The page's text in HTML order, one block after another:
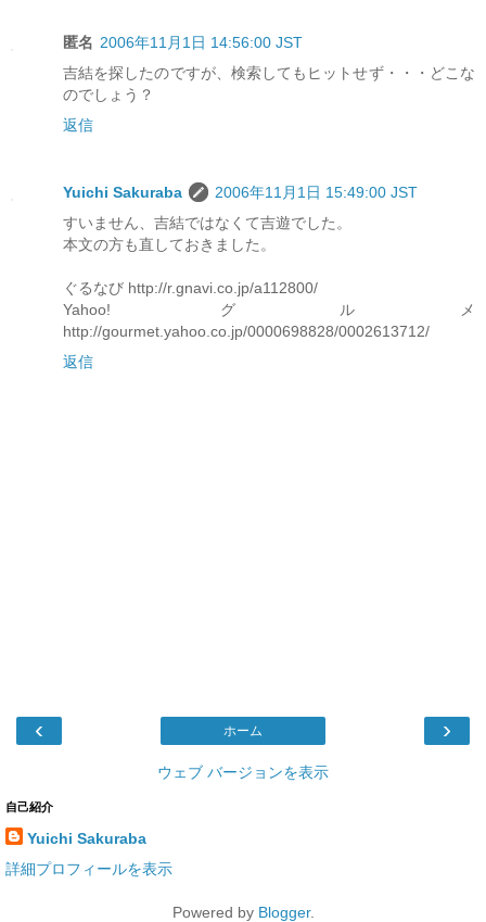
匿名 2006年11月1日 14:56:00 JST
吉結を探したのですが、検索してもヒットせず・・・どこな
のでしょう？
返信
Yuichi Sakuraba
2006年11月1日 15:49:00 JST
すいません、吉結ではなくて吉遊でした。
本文の方も直しておきました。
ぐるなび http://r.gnavi.co.jp/a112800/
Yahoo! グルメ
http://gourmet.yahoo.co.jp/0000698828/0002613712/
返信
‹ ›
ホーム
ウェブ バージョンを表示
自己紹介
Yuichi Sakuraba
詳細プロフィールを表示
Powered by Blogger.